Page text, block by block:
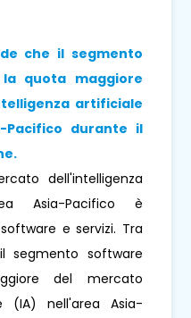
che il segmento
quota maggiore
artificiale
Pacifico durante il
dell'intelligenza
Asia-Pacifico è
e servizi. Tra
segmento software
del mercato
(IA) nell'area Asia-